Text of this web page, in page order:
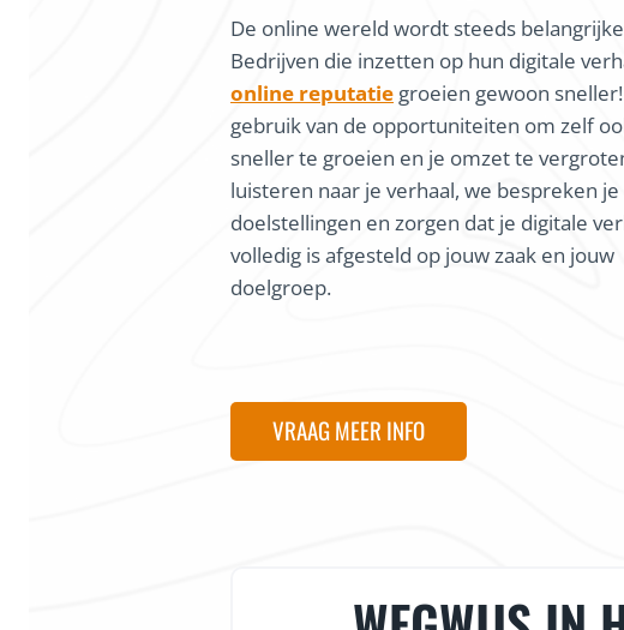
De online wereld wordt steeds
Bedrijven die inzetten op hun digitale
online reputatie groeien gewoon
gebruik van de opportuniteiten om zelf
sneller te groeien en je omzet te
luisteren naar je verhaal, we bespreken je
doelstellingen en zorgen dat je digitale
volledig is afgesteld op jouw zaak en jouw
doelgroep.
VRAAG MEER INFO